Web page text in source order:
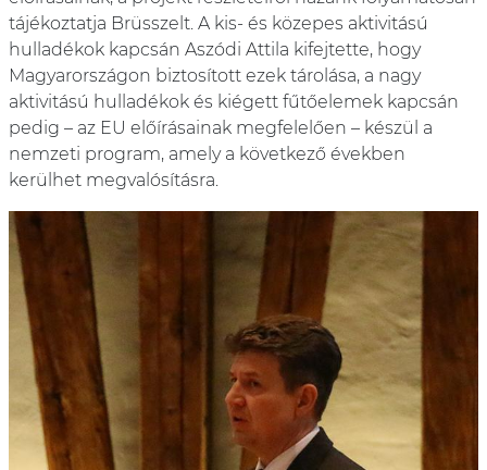
tájékoztatja Brüsszelt. A kis- és közepes aktivitású
hulladékok kapcsán Aszódi Attila kifejtette, hogy
Magyarországon biztosított ezek tárolása, a nagy
aktivitású hulladékok és kiégett fűtőelemek kapcsán
pedig – az EU előírásainak megfelelően – készül a
nemzeti program, amely a következő években
kerülhet megvalósításra.